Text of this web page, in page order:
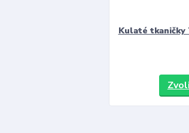
Kulaté